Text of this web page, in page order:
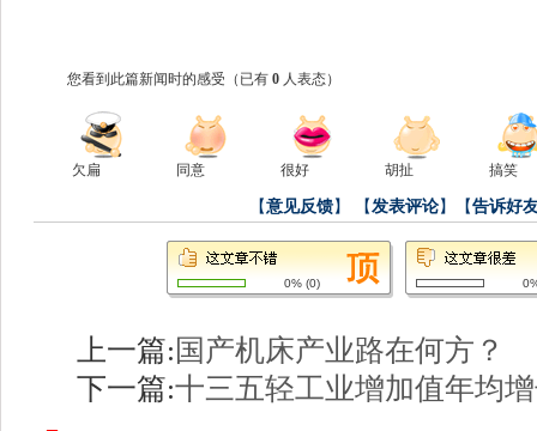
您看到此篇新闻时的感受 （已有 0 人表态）
欠扁 同意 很好 胡扯 搞笑
【意见反馈】 【发表评论】【告诉好
0% (0)
上一篇: 国产机床产业路在何方？
下一篇:十三五轻工业增加值年均